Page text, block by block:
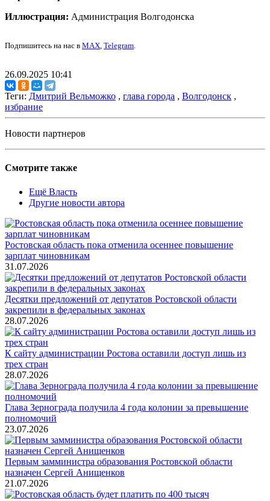
Иллюстрация: Администрация Волгодонска
Подпишитесь на нас в MAX, Telegram.
26.09.2025 10:41
Теги: Дмитрий Вельможко , глава города , Волгодонск ,
избрание
Новости партнеров
Смотрите также
Ещё Власть
Другие новости автора
Ростовская область пока отменила осеннее повышение
зарплат чиновникам
31.07.2026
Десятки предложений от депутатов Ростовской области
закрепили в федеральных законах
28.07.2026
К сайту администрации Ростова оставили доступ лишь из
трех стран
28.07.2026
Глава Зернограда получила 4 года колонии за превышение
полномочий
23.07.2026
Первым замминистра образования Ростовской области
назначен Сергей Анищенков
21.07.2026